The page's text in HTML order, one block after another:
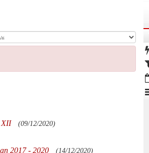
XII (09/12/2020)
2017 - 2020 (14/12/2020)